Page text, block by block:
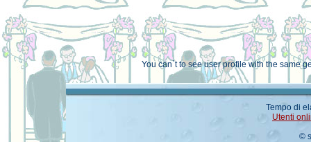
You can`t to see user profile with the same
Tempo di
Utenti
©